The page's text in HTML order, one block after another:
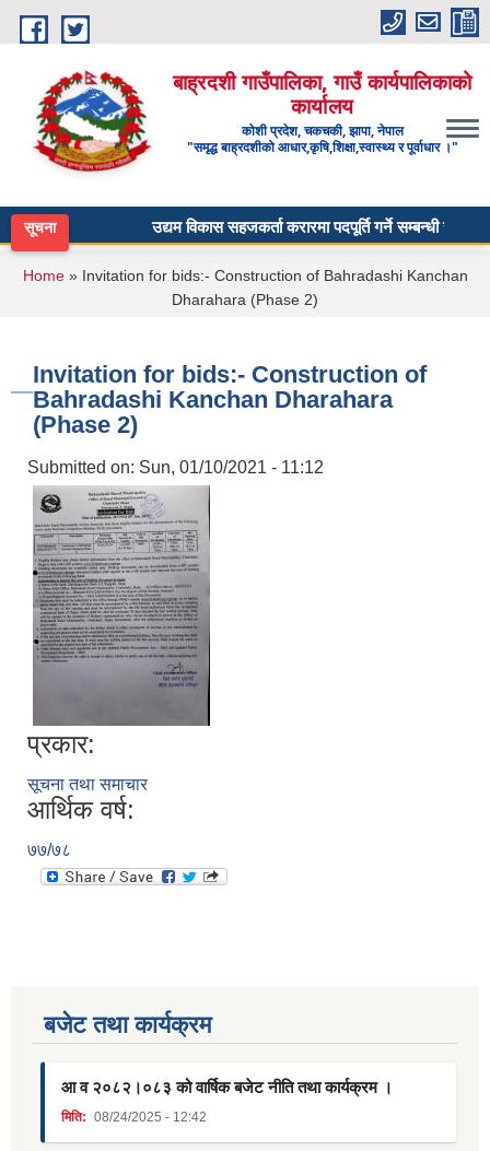
Skip to main content
बाह्रदशी गाउँपालिका, गाउँ कार्यपालिकाको
कार्यालय
कोशी प्रदेश, चकचकी, झापा, नेपाल
"समृद्ध बाह्रदशीको आधार,कृषि,शिक्षा,स्वास्थ्य र पूर्वाधार ।"
सूचना उद्यम विकास सहजकर्ता करारमा पदपूर्ति गर्ने सम्बन्धी सूचना ।
You are here
Home» Invitation for bids:- Construction of Bahradashi Kanchan
Dharahara (Phase 2)
Invitation for bids:- Construction of
Bahradashi Kanchan Dharahara
(Phase 2)
Submitted on: Sun, 01/10/2021 - 11:12
प्रकार:
सूचना तथा समाचार
आर्थिक वर्ष:
७७/७८
बजेट तथा कार्यक्रम
आ व २०८२।०८३ को वार्षिक बजेट नीति तथा कार्यक्रम ।
मिति: 08/24/2025 - 12:42